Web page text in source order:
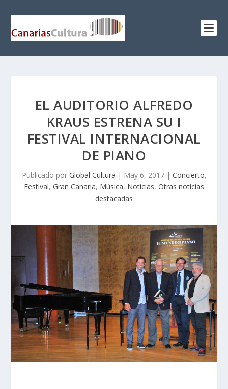
EL AUDITORIO ALFREDO
KRAUS ESTRENA SU I
FESTIVAL INTERNACIONAL
DE PIANO
Publicado por Global Cultura | May 6, 2017| Concierto,
Festival, Gran Canaria, Música, Noticias, Otras noticias
destacadas